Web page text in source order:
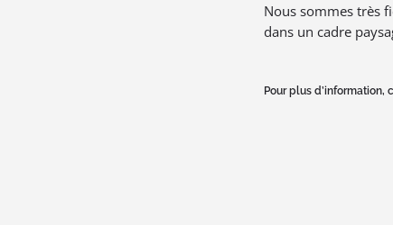
Nous sommes très
dans un cadre
Pour plus d’information,